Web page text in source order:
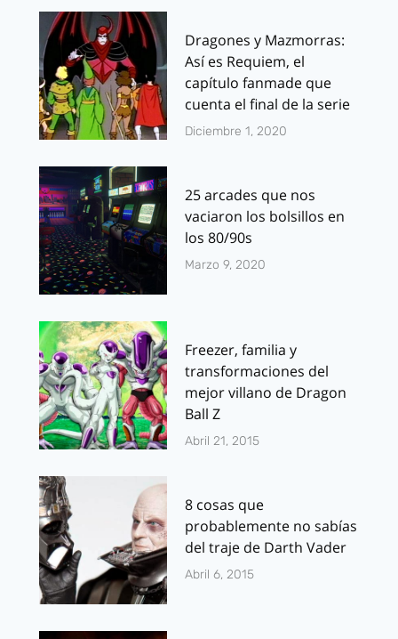
Dragones y Mazmorras:
Así es Requiem, el
capítulo fanmade que
cuenta el final de la serie
Diciembre 1, 2020
25 arcades que nos
vaciaron los bolsillos en
los 80/90s
Marzo 9, 2020
Freezer, familia y
transformaciones del
mejor villano de Dragon
Ball Z
Abril 21, 2015
8 cosas que
probablemente no sabías
del traje de Darth Vader
Abril 6, 2015